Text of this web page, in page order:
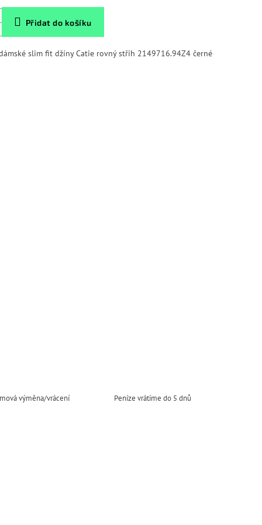
Přidat do košíku
slim fit džíny Catie rovný střih 2149716.94Z4 černé
výměna/vrácení Peníze vrátíme do 5 dnů